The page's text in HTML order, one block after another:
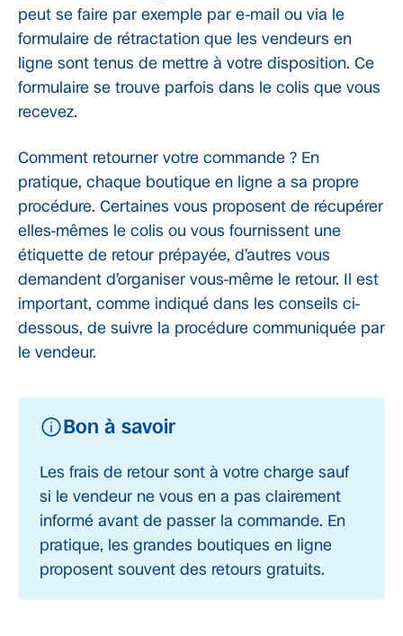
peut se faire par exemple par e-mail ou via le
formulaire de rétractation que les vendeurs en
ligne sont tenus de mettre à votre disposition. Ce
formulaire se trouve parfois dans le colis que vous
recevez.
Comment retourner votre commande ? En
pratique, chaque boutique en ligne a sa propre
procédure. Certaines vous proposent de récupérer
elles-mêmes le colis ou vous fournissent une
étiquette de retour prépayée, d’autres vous
demandent d’organiser vous-même le retour. Il est
important, comme indiqué dans les conseils ci-
dessous, de suivre la procédure communiquée par
le vendeur.
Bon à savoir
Les frais de retour sont à votre charge sauf
si le vendeur ne vous en a pas clairement
informé avant de passer la commande. En
pratique, les grandes boutiques en ligne
proposent souvent des retours gratuits.